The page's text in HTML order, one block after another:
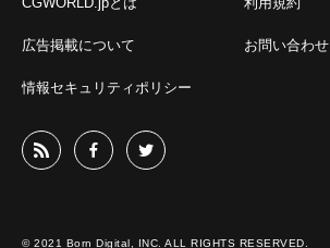
広告掲載について お問い合わせ
情報セキュリティポリシー
© 2021 Born Digital, INC. ALL RIGHTS RESERVED.